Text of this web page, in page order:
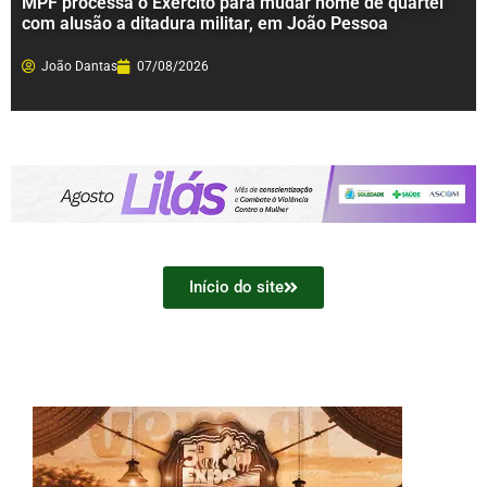
com alusão a ditadura militar, em João Pessoa
João Dantas 07/08/2026
Início do site